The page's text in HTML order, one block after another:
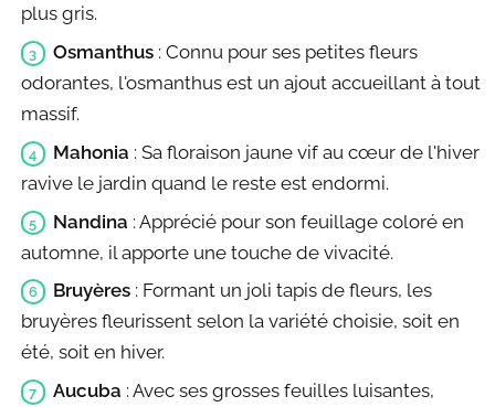
plus gris.
Osmanthus: Connu pour ses petites fleurs
odorantes, l'osmanthus est un ajout accueillant à tout
massif.
Mahonia : Sa floraison jaune vif au cœur de l'hiver
ravive le jardin quand le reste est endormi.
Nandina : Apprécié pour son feuillage coloré en
automne, il apporte une touche de vivacité.
Bruyères: Formant un joli tapis de fleurs, les
bruyères fleurissent selon la variété choisie, soit en
été, soit en hiver.
Aucuba : Avec ses grosses feuilles luisantes,